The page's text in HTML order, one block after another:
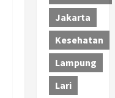
Jakarta
Kesehatan
Lampung
Lari